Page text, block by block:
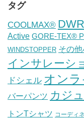
タグ
COOLMAX®
Active GORE-TEX®
WINDSTOPPER その
インサレーシ
ドシェル オン
バーパンツ カジ
トンTシャツ コーディ